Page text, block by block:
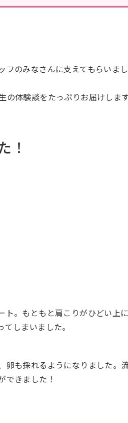
のみなさんに支えてもらいまし
体験談をたっぷりお届けします
！
。もともと肩こりがひどい上に
しまいました。
卵も採れるようになりました。
できました！